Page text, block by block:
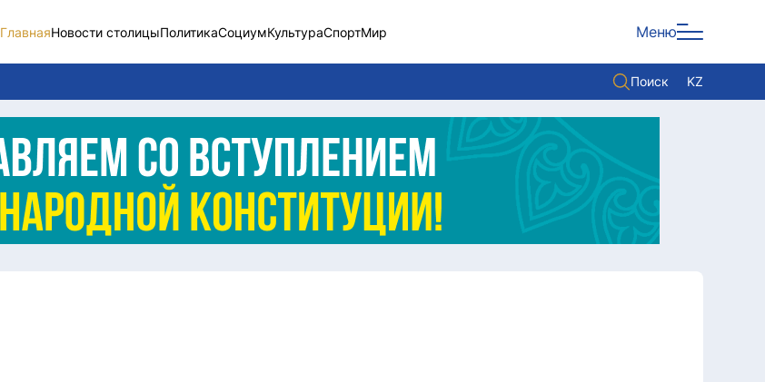
ГлавнаяНовости столицыПолитикаСоциумКультураСпортМир Меню
Поиск KZ
Новости столицы
Политика
Социум
Экономика
Спорт
Культура